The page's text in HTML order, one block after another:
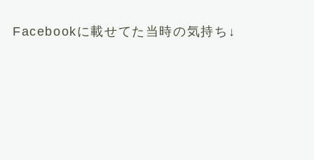
Facebookに載せてた当時の気持ち↓